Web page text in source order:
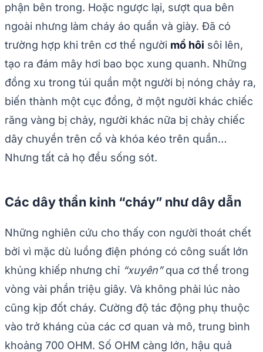
phận bên trong. Hoặc ngược lại, sượt qua bên
ngoài nhưng làm cháy áo quần và giày. Đã có
trường hợp khi trên cơ thể người mồ hôi sôi lên,
tạo ra đám mây hơi bao bọc xung quanh. Những
đồng xu trong túi quần một người bị nóng chảy ra,
biến thành một cục đồng, ở một người khác chiếc
răng vàng bị chảy, người khác nữa bị chảy chiếc
dây chuyền trên cổ và khóa kéo trên quần…
Nhưng tất cả họ đều sống sót.
Các dây thần kinh “cháy” như dây dẫn
Những nghiên cứu cho thấy con người thoát chết
bởi vì mặc dù luồng điện phóng có công suất lớn
khủng khiếp nhưng chỉ “xuyên”qua cơ thể trong
vòng vài phần triệu giây. Và không phải lúc nào
cũng kịp đốt cháy. Cường độ tác động phụ thuộc
vào trở kháng của các cơ quan và mô, trung bình
khoảng 700 OHM. Số OHM càng lớn, hậu quả